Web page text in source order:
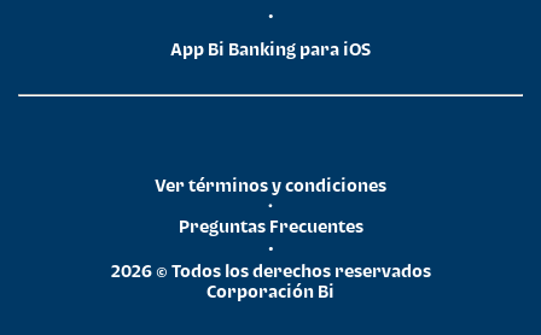
•
App Bi Banking para iOS
2026 © Todos los derechos reservados
Corporación Bi
•
Preguntas Frecuentes
•
Ver términos y condiciones